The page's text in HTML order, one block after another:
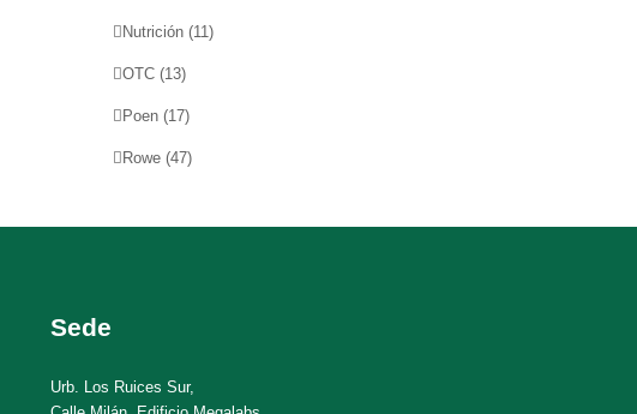
Nutrición (11)
OTC (13)
Poen (17)
Rowe (47)
Sede
Urb. Los Ruices Sur,